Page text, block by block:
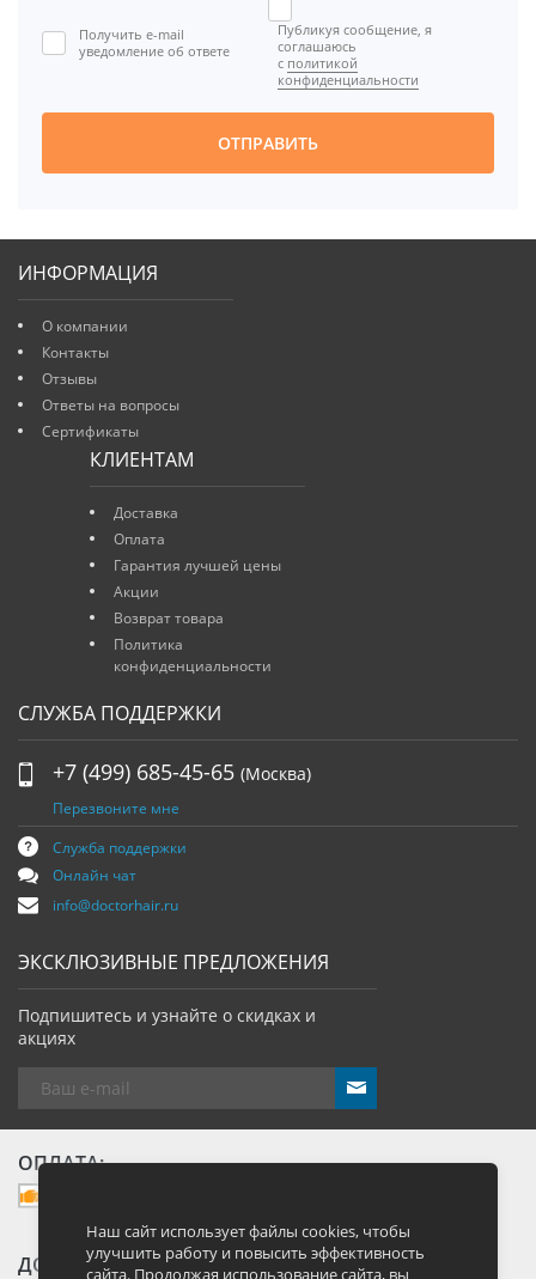

Получить e-mail
уведомление об ответе
Публикуя сообщение, я
соглашаюсь
с политикой
конфиденциальности
ОТПРАВИТЬ
ИНФОРМАЦИЯ
О компании
Контакты
Отзывы
Ответы на вопросы
Сертификаты
КЛИЕНТАМ
Доставка
Оплата
Гарантия лучшей цены
Акции
Возврат товара
Политика
конфиденциальности
СЛУЖБА ПОДДЕРЖКИ
+7 (499) 685-45-65 (Москва)
Перезвоните мне
Служба поддержки
Онлайн чат
info@doctorhair.ru
ЭКСКЛЮЗИВНЫЕ ПРЕДЛОЖЕНИЯ
Подпишитесь и узнайте о скидках и
акциях
send
ОПЛАТА:
ДОСТАВКА:
Наш сайт использует файлы cookies, чтобы
улучшить работу и повысить эффективность
сайта. Продолжая использование сайта, вы